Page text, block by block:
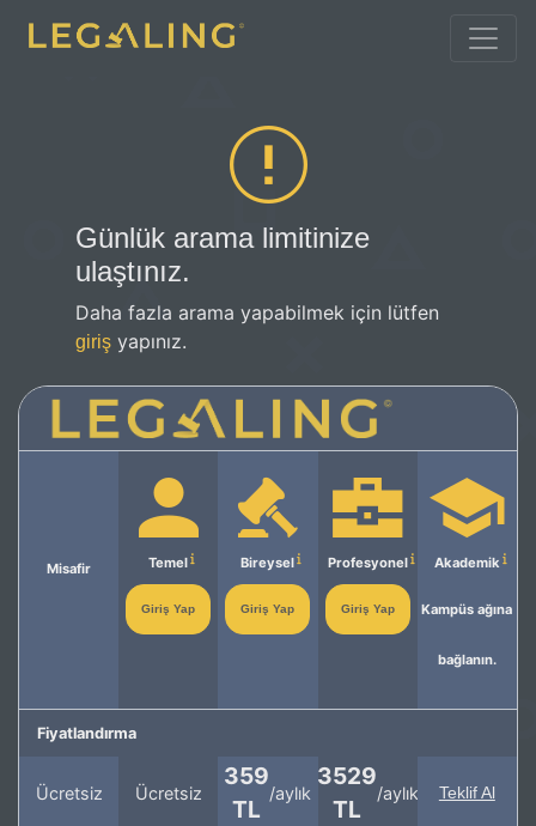
Günlük arama limitinize
ulaştınız.
Daha fazla arama yapabilmek için lütfen
giriş yapınız.
Misafir Temel
Giriş Yap
Bireysel
Giriş Yap
Profesyonel
Giriş Yap
Akademik
Kampüs ağına
bağlanın.
Fiyatlandırma
Ücretsiz Ücretsiz
359
TL
/aylık
3529
TL
/aylık Teklif Al